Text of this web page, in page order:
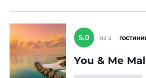
5.0 ИЗ 5
You & Me